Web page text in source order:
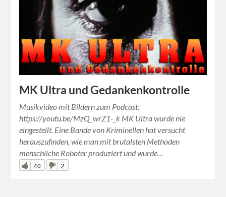
MK Ultra und Gedankenkontrolle
Musikvideo mit Bildern zum Podcast:
https://youtu.be/MzQ_wrZ1-_k MK Ultra wurde nie
eingestellt. Eine Bande von Kriminellen hat versucht
herauszufinden, wie man mit brutalsten Methoden
menschliche Roboter produziert und wurde…
40 2